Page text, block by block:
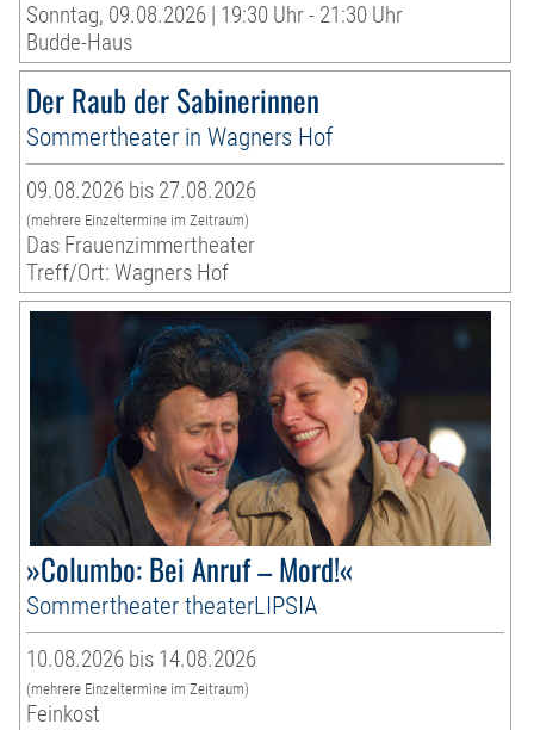
Sonntag, 09.08.2026 | 19:30 Uhr - 21:30 Uhr
Budde-Haus
Der Raub der Sabinerinnen
Sommertheater in Wagners Hof
09.08.2026 bis 27.08.2026
(mehrere Einzeltermine im Zeitraum)
Das Frauenzimmertheater
Treff/Ort: Wagners Hof
»Columbo: Bei Anruf – Mord!«
Sommertheater theaterLIPSIA
10.08.2026 bis 14.08.2026
(mehrere Einzeltermine im Zeitraum)
Feinkost